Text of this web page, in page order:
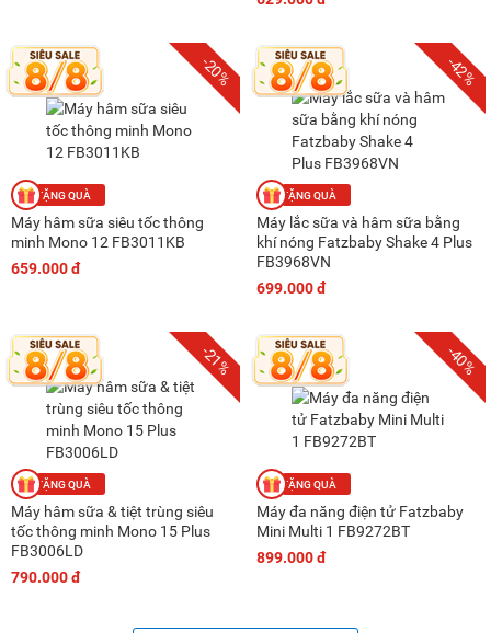
-20%
Máy hâm sữa siêu tốc thông
minh Mono 12 FB3011KB
659.000 đ
-42%
Máy lắc sữa và hâm sữa bằng
khí nóng Fatzbaby Shake 4 Plus
FB3968VN
699.000 đ
-21%
Máy hâm sữa & tiệt trùng siêu
tốc thông minh Mono 15 Plus
FB3006LD
790.000 đ
-40%
Máy đa năng điện tử Fatzbaby
Mini Multi 1 FB9272BT
899.000 đ